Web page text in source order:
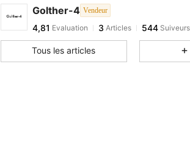
Golther-4 Vendeur
4,81 Evaluation 3 Articles 544 Suiveurs
Tous les articles